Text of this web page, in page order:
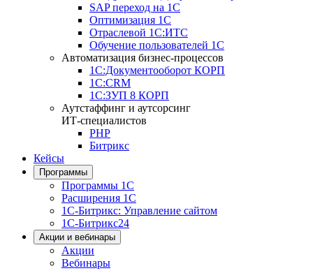
SAP переход на 1С
Оптимизация 1С
Отраслевой 1С:ИТС
Обучение пользователей 1С
Автоматизация бизнес-процессов
1С:Документооборот КОРП
1С:CRM
1С:ЗУП 8 КОРП
Аутстаффинг и аутсорсинг
ИТ-специалистов
PHP
Битрикс
Кейсы
Программы
Программы 1С
Расширения 1С
1С-Битрикс: Управление сайтом
1С-Битрикс24
Акции и вебинары
Акции
Вебинары